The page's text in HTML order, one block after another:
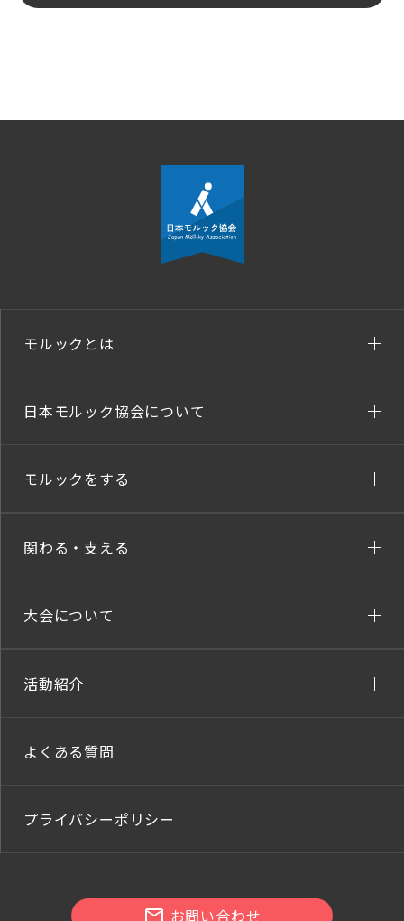
モルックとは
日本モルック協会について
モルックをする
関わる・支える
大会について
活動紹介
よくある質問
プライバシーポリシー
お問い合わせ